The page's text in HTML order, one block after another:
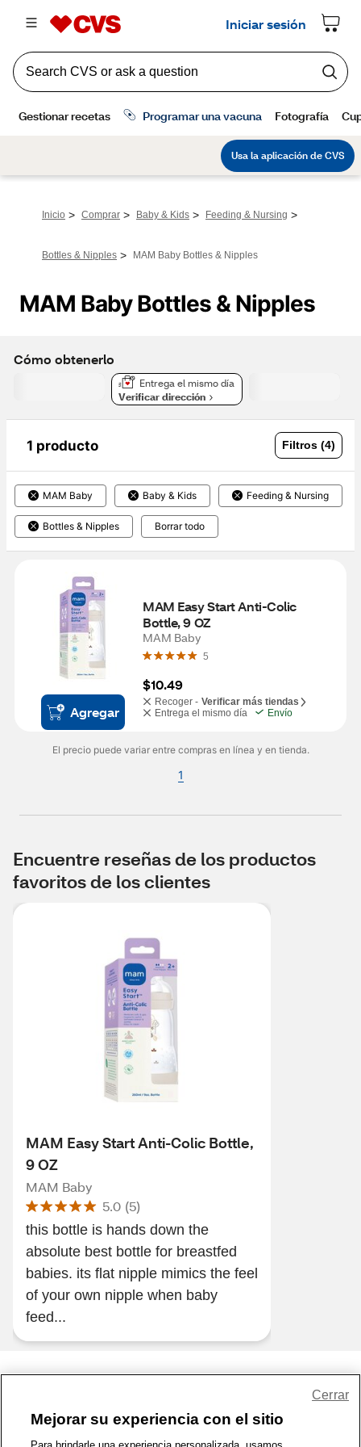
Inicio > Comprar > Baby & Kids > Feeding & Nursing >
Bottles & Nipples > MAM Baby Bottles & Nipples
MAM Baby Bottles & Nipples
Cómo obtenerlo
Entrega el mismo día
Verificar dirección
1 producto Filtros (4)
MAM Baby Baby & Kids Feeding & Nursing
Bottles & Nipples Borrar todo
Agregar
MAM Easy Start Anti-Colic
Bottle, 9 OZ
MAM Baby
5
$10.49
Recoger - Verificar más tiendas
Entrega el mismo día
Envío
El precio puede variar entre compras en línea y en tienda.
1
Encuentre reseñas de los productos
favoritos de los clientes
MAM Easy Start Anti-Colic Bottle,
9 OZ
MAM Baby
5.0 (5)
this bottle is hands down the
absolute best bottle for breastfed
babies. its flat nipple mimics the feel
of your own nipple when baby
feed...
1-800-679-9691 | Contáctenos | Términos de Uso | Accesibilidad
Mejorar su experiencia con el sitio
Cerrar